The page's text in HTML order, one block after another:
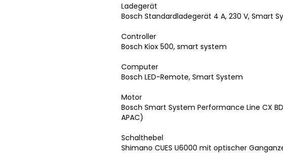
Ladegerät
Bosch Standardladegerät 4 A, 230 V, Smart
Controller
Bosch Kiox 500, smart system
Computer
Bosch LED-Remote, Smart System
Motor
Bosch Smart System Performance Line CX
APAC)
Schalthebel
Shimano CUES U6000 mit optischer